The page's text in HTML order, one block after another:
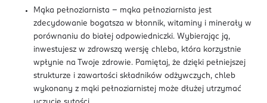
Mąka pełnoziarnista – mąka pełnoziarnista jest
zdecydowanie bogatsza w błonnik, witaminy i minerały w
porównaniu do białej odpowiedniczki. Wybierając ją,
inwestujesz w zdrowszą wersję chleba, która korzystnie
wpłynie na Twoje zdrowie. Pamiętaj, że dzięki pełniejszej
strukturze i zawartości składników odżywczych, chleb
wykonany z mąki pełnoziarnistej może dłużej utrzymać